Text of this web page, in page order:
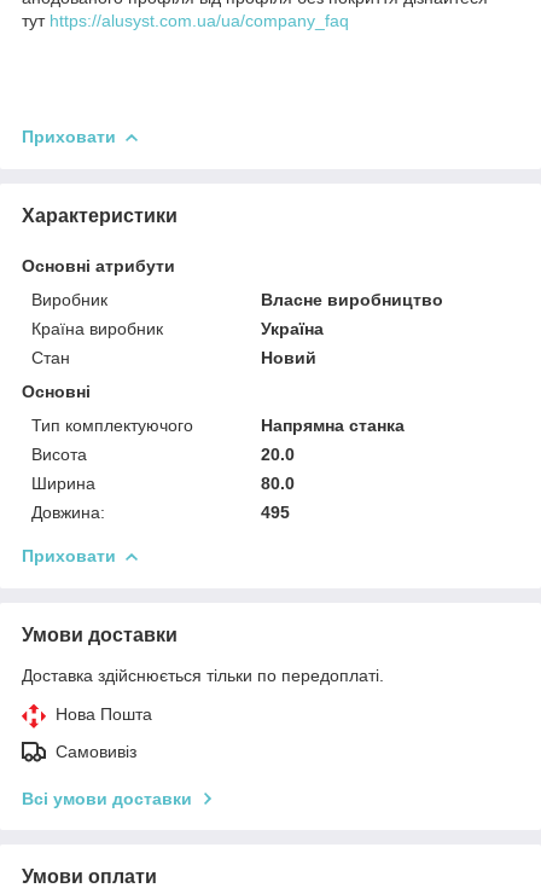
тут https://alusyst.com.ua/ua/company_faq
Приховати
Характеристики
Основні атрибути
Виробник
Власне виробництво
Країна виробник
Україна
Стан
Новий
Основні
Тип комплектуючого
Напрямна станка
Висота
20.0
Ширина
80.0
Довжина:
495
Приховати
Умови доставки
Доставка здійснюється тільки по передоплаті.
Нова Пошта
Самовивіз
Всі умови доставки
Умови оплати